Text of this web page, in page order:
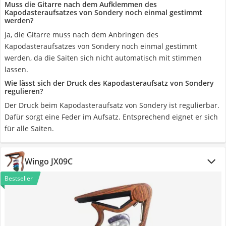
Muss die Gitarre nach dem Aufklemmen des
Kapodasteraufsatzes von Sondery noch einmal gestimmt
werden?
Ja, die Gitarre muss nach dem Anbringen des
Kapodasteraufsatzes von Sondery noch einmal gestimmt
werden, da die Saiten sich nicht automatisch mit stimmen
lassen.
Wie lässt sich der Druck des Kapodasteraufsatz von Sondery
regulieren?
Der Druck beim Kapodasteraufsatz von Sondery ist regulierbar.
Dafür sorgt eine Feder im Aufsatz. Entsprechend eignet er sich
für alle Saiten.
Wingo JX09C
Bestseller